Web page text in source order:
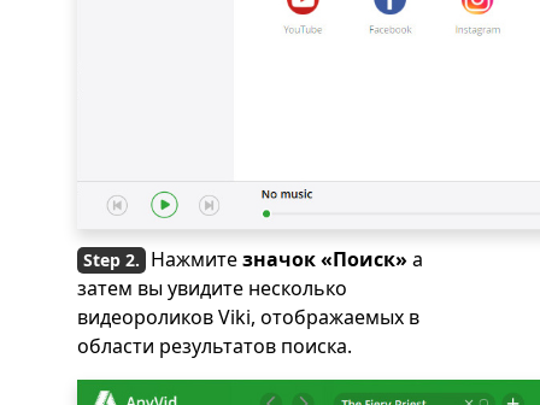
Нажмитезначок «Поиск»а
затем вы увидите несколько
видеороликов Viki, отображаемых в
области результатов поиска.